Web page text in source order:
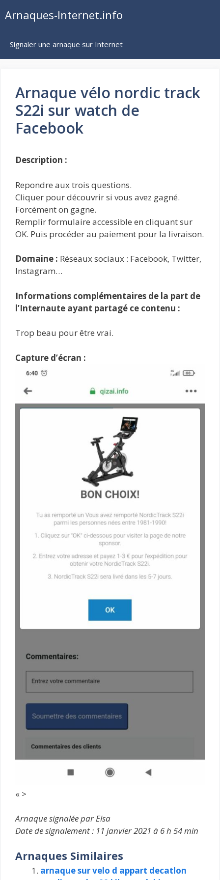
auArnaques-Internet.info
Signaler une arnaque sur Internet
Arnaque vélo nordic track
S22i sur watch de
Facebook
Description :
Repondre aux trois questions.
Cliquer pour découvrir si vous avez gagné.
Forcément on gagne.
Remplir formulaire accessible en cliquant sur
OK. Puis procéder au paiement pour la livraison.
Domaine : Réseaux sociaux : Facebook, Twitter,
Instagram…
Informations complémentaires de la part de
l’Internaute ayant partagé ce contenu :
Trop beau pour être vrai.
Capture d’écran :
« >
Arnaque signalée par Elsa
Date de signalement : 11 janvier 2021 à 6 h 54 min
Arnaques Similaires
arnaque sur velo d appart decatlon